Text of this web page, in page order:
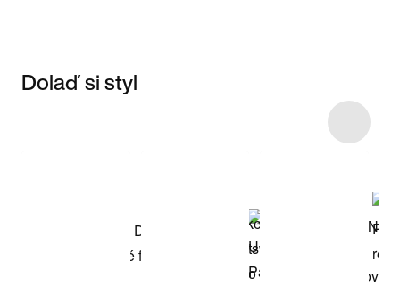
Dolaď si styl